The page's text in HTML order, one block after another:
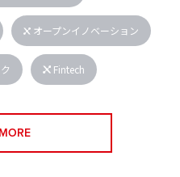
オープンイノベーション
Fintech